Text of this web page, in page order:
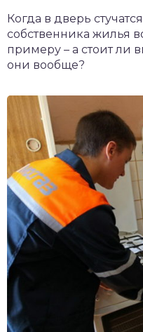
Когда в дверь
собственника жилья
примеру – а стоит ли
они вообще?
и уход